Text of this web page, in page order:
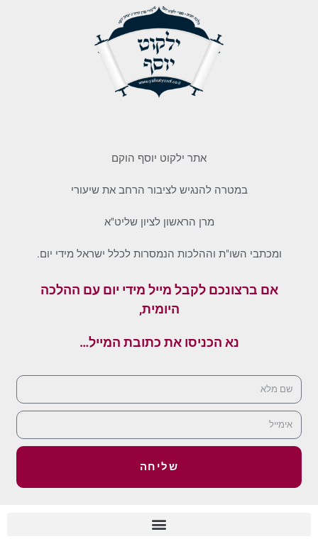
אתר ילקוט יוסף הוקם
במטרה להנגיש לציבור הרחב את שיעורי
מרן הראשון לציון שליט"א
ומכתבי השו"ת וההלכות הנמסרות לכלל ישראל מידי יום.
אם ברצונכם לקבל מייל מידי יום עם ההלכה
היומית,
נא הכניסו את כתובת המייל…
שליחה